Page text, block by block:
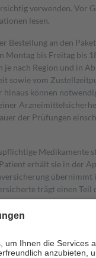
verwenden. Vor
lesen.
Bestellung an den
Montag bis Freitag bis
je nach Region und in
sowie vom
hinaus können
der Prüfungen
Medikamente
erhält sie in der
übernimmt
trägt einen Teil
Mitglieder Zuzahlungen
Es sind jedoch nie
zu entrichten.